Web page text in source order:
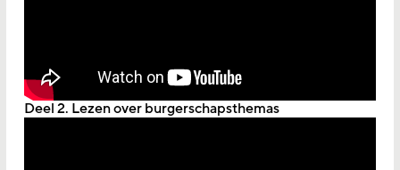
Deel 2. Lezen over burgerschapsthemas